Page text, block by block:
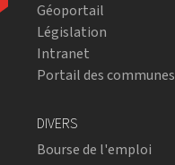
Géoportail
Législation
Intranet
Portail des communes
DIVERS
Bourse de l'emploi